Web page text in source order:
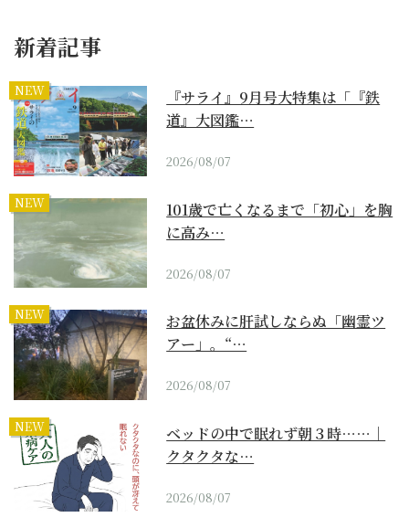
新着記事
NEW
『サライ』9月号大特集は「『鉄
道』大図鑑…
2026/08/07
NEW
101歳で亡くなるまで「初心」を胸
に高み…
2026/08/07
NEW
お盆休みに肝試しならぬ「幽霊ツ
アー」。“…
2026/08/07
NEW
ベッドの中で眠れず朝３時……｜
クタクタな…
2026/08/07